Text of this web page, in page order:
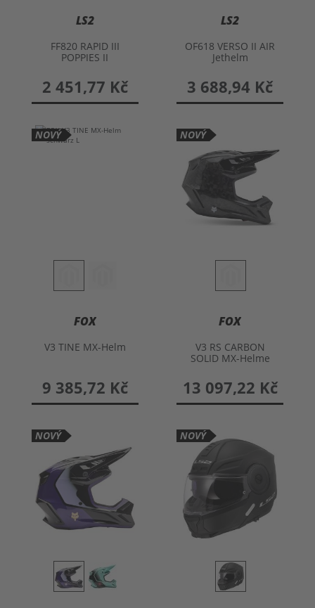
LS2
FF820 RAPID III
POPPIES II
2 451,77 Kč
LS2
OF618 VERSO II AIR
Jethelm
3 688,94 Kč
NOVÝ
FOX
V3 TINE MX-Helm
9 385,72 Kč
NOVÝ
FOX
V3 RS CARBON
SOLID MX-Helme
13 097,22 Kč
NOVÝ NOVÝ